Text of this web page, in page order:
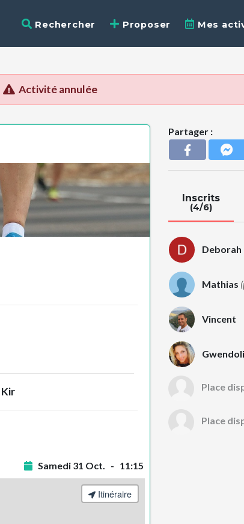
Rechercher Proposer Mes
Activité annulée
Samedi 31 Oct. - 11:15
Itinéraire
Partager :
Inscrits
(4/6)
Deborah
Mathias
Vincent
Place
Place